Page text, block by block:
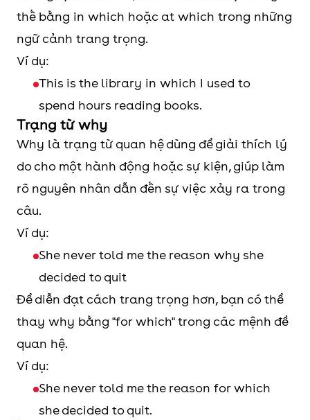
thế bằng in which hoặc at which trong những
ngữ cảnh trang trọng.
Ví dụ:
This is the library in which I used to
spend hours reading books.
Trạng từ why
Why là trạng từ quan hệ dùng để giải thích lý
do cho một hành động hoặc sự kiện, giúp làm
rõ nguyên nhân dẫn đến sự việc xảy ra trong
câu.
Ví dụ:
She never told me the reason why she
decided to quit
Để diễn đạt cách trang trọng hơn, bạn có thể
thay why bằng "for which" trong các mệnh đề
quan hệ.
Ví dụ:
She never told me the reason for which
she decided to quit.